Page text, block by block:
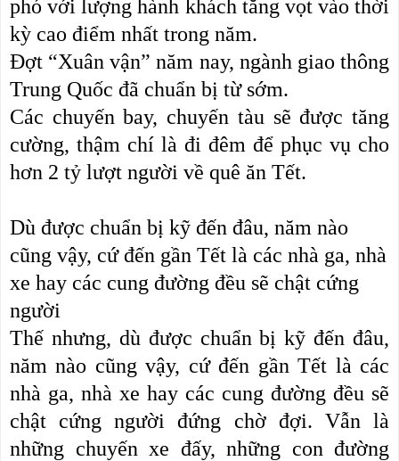
phó với lượng hành khách tăng vọt vào thời
kỳ cao điểm nhất trong năm.
Đợt “Xuân vận” năm nay, ngành giao thông
Trung Quốc đã chuẩn bị từ sớm.
Các chuyến bay, chuyến tàu sẽ được tăng
cường, thậm chí là đi đêm để phục vụ cho
hơn 2 tỷ lượt người về quê ăn Tết.
Dù được chuẩn bị kỹ đến đâu, năm nào
cũng vậy, cứ đến gần Tết là các nhà ga, nhà
xe hay các cung đường đều sẽ chật cứng
người
Thế nhưng, dù được chuẩn bị kỹ đến đâu,
năm nào cũng vậy, cứ đến gần Tết là các
nhà ga, nhà xe hay các cung đường đều sẽ
chật cứng người đứng chờ đợi. Vẫn là
những chuyến xe đấy, những con đường